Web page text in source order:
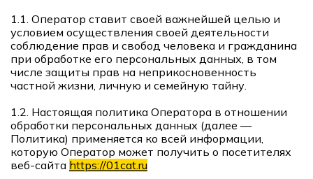
1.1. Оператор ставит своей важнейшей целью и
условием осуществления своей деятельности
соблюдение прав и свобод человека и гражданина
при обработке его персональных данных, в том
числе защиты прав на неприкосновенность
частной жизни, личную и семейную тайну.
1.2. Настоящая политика Оператора в отношении
обработки персональных данных (далее —
Политика) применяется ко всей информации,
которую Оператор может получить о посетителях
веб-сайта https://01cat.ru